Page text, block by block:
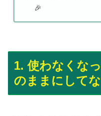
🎉
1. 使わなくな
のままにして